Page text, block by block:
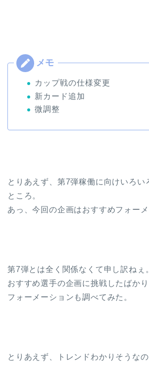
カップ戦の仕様変更
新カード追加
微調整
とりあえず、第7弾稼働に向けいろい
ところ。
あっ、今回の企画はおすすめフォーメ
第7弾とは全く関係なくて申し訳ねぇ。
おすすめ選手の企画に挑戦したばか
フォーメーションも調べてみた。
とりあえず、トレンドわかりそうなの